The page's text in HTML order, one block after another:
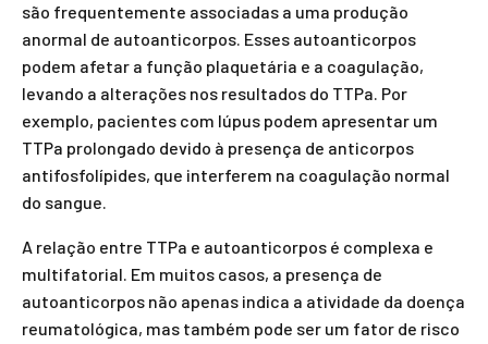
são frequentemente associadas a uma produção
anormal de autoanticorpos. Esses autoanticorpos
podem afetar a função plaquetária e a coagulação,
levando a alterações nos resultados do TTPa. Por
exemplo, pacientes com lúpus podem apresentar um
TTPa prolongado devido à presença de anticorpos
antifosfolípides, que interferem na coagulação normal
do sangue.
A relação entre TTPa e autoanticorpos é complexa e
multifatorial. Em muitos casos, a presença de
autoanticorpos não apenas indica a atividade da doença
reumatológica, mas também pode ser um fator de risco